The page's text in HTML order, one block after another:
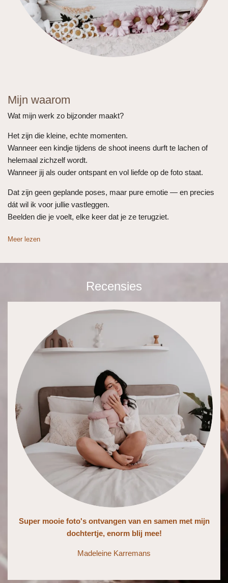
Mijn waarom
Wat mijn werk zo bijzonder maakt?
Het zijn die kleine, echte momenten.
Wanneer een kindje tijdens de shoot ineens durft te lachen of
helemaal zichzelf wordt.
Wanneer jij als ouder ontspant en vol liefde op de foto staat.
Dat zijn geen geplande poses, maar pure emotie — en precies
dát wil ik voor jullie vastleggen.
Beelden die je voelt, elke keer dat je ze terugziet.
Meer lezen
Recensies
Super mooie foto's ontvangen van en samen met mijn
dochtertje, enorm blij mee!
Madeleine Karremans